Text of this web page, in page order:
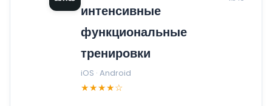
интенсивные
функциональные
тренировки
iOS · Android
★★★★☆